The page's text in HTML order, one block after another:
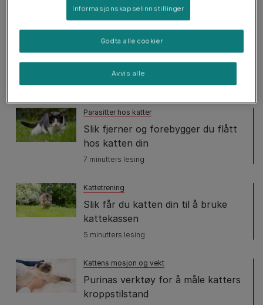
Populære artikler
Kattens fordøyelse
Probiotika for katter
3 minutters lesing
Parasitter hos katter
Slik fjerner og forebygger du flått
hos katten din
7 minutters lesing
Kattetrening
Slik får du katten din til å bruke
kattekassen
5 minutters lesing
Kattens mosjon og vekt
Purinas verktøy for å måle katters
kroppstilstand
Informasjonskapselinnstillinger
Avvis alle
Godta alle cookier